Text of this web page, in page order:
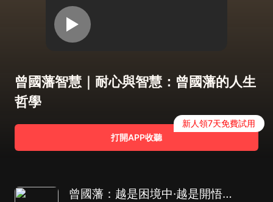
曾國藩智慧｜耐心與智慧：曾國藩的人生
哲學
打開APP收聽
新人領7天免費試用
曾國藩：越是困境中·越是開悟時｜董宇輝 力薦曾國藩